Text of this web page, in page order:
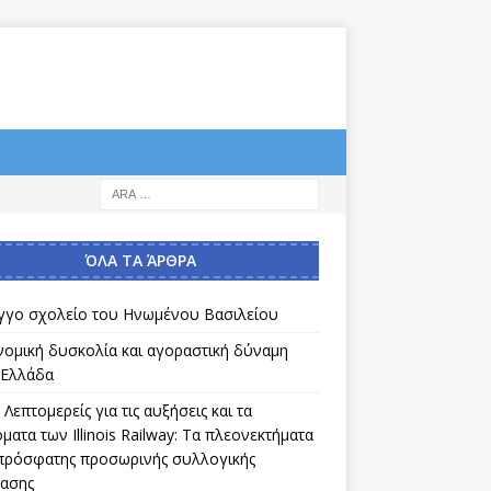
ΌΛΑ ΤΑ ΆΡΘΡΑ
σχολείο του Ηνωμένου Βασιλείου
δυσκολία και αγοραστική δύναμη
για τις αυξήσεις και τα
των Illinois Railway: Τα πλεονεκτήματα
προσωρινής συλλογικής